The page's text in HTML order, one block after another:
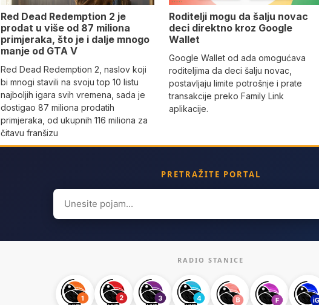
Red Dead Redemption 2 je
prodat u više od 87 miliona
primjeraka, što je i dalje mnogo
manje od GTA V
Red Dead Redemption 2, naslov koji
bi mnogi stavili na svoju top 10 listu
najboljih igara svih vremena, sada je
dostigao 87 miliona prodatih
primjeraka, od ukupnih 116 miliona za
čitavu franšizu
Roditelji mogu da šalju novac
deci direktno kroz Google
Wallet
Google Wallet od ada omogućava
roditeljima da deci šalju novac,
postavljaju limite potrošnje i prate
transakcije preko Family Link
aplikacije.
PRETRAŽITE PORTAL
Search
for:
RADIO STANICE